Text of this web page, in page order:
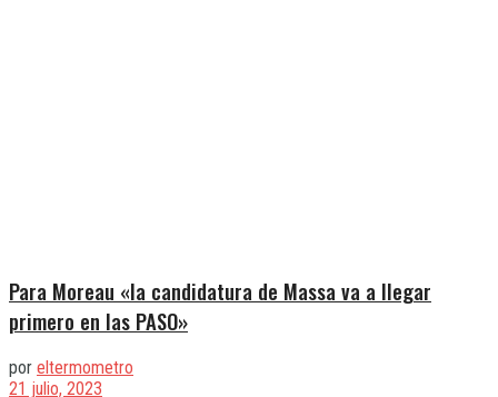
Para Moreau «la candidatura de Massa va a llegar
primero en las PASO»
por eltermometro
21 julio, 2023